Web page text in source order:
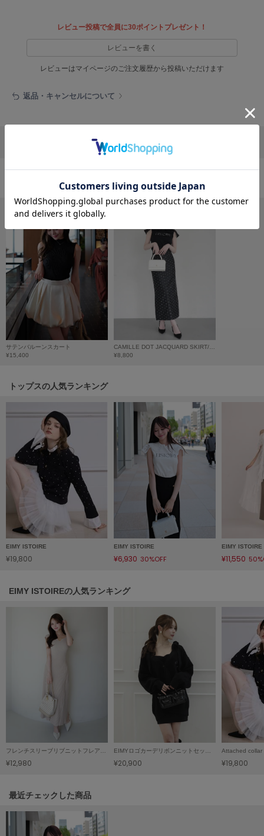
HUNTER
ハンター
HOKA ONEONE
ホカ オネオネ
KEEN
ル
le coq sportif
ルコックスポルティフ
LeSportsac
レスポートサック
LILY BROWN
リリーブラウンランジェリー
LITTLE UNION TOKYO
リトルユニオン トウキョウ
MICHU COQUETTE
ミチュ コケット
ミースロエ
miies miim
Mila Owen
レビュー投稿で全員に30ポイントプレゼント！
レビューを書く
レビューはマイページのご注文履歴から投稿いただけます
返品・キャンセルについて
リポストする
サテンバルーンスカート
¥15,400
¥8,800
トップスの人気ランキング
EIMY ISTOIRE
¥19,800
EIMY ISTOIRE
¥6,930 30%OFF
EIMY ISTOIRE
¥11,550
EIMY ISTOIREの人気ランキング
フレンチスリーブリブニットフレアワンピース
¥12,980
EIMYロゴカーデリボンニットセットワンピース
¥20,900 ¥19,800
関連記事
最近チェックした商品